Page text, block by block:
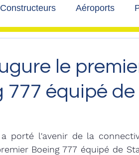
Constructeurs Aéroports
le
777 équipé de
porté l'avenir de la
Boeing 777 équipé de